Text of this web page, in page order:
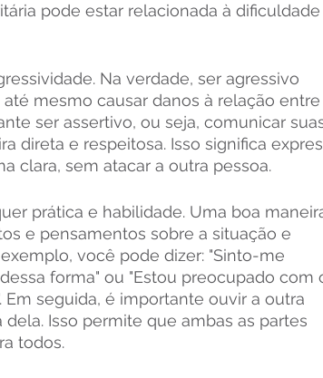
pode estar relacionada à
Na verdade, ser agressivo
mesmo causar danos à relação entre
ser assertivo, ou seja, comunicar
direta e respeitosa. Isso significa
clara, sem atacar a outra pessoa.
prática e habilidade. Uma boa
e pensamentos sobre a situação e
você pode dizer: "Sinto-me
forma" ou "Estou preocupado com
seguida, é importante ouvir a outra
Isso permite que ambas as partes
todos.